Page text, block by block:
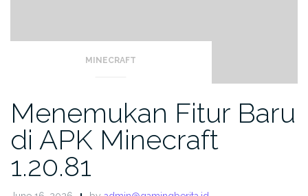
MINECRAFT
Menemukan Fitur Baru
di APK Minecraft
1.20.81